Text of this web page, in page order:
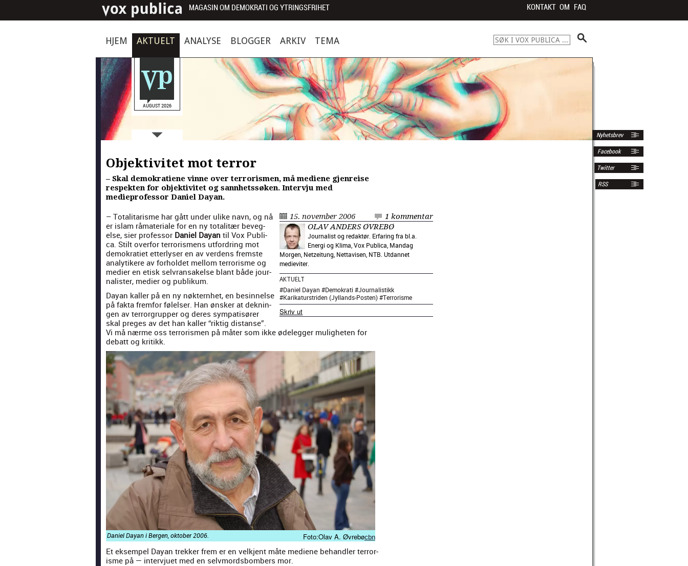
MAGASIN OM DEMOKRATI OG YTRINGSFRIHET KONTAKT OM FAQ
HJEM AKTUELT ANALYSE BLOGGER ARKIV TEMA
Nyhetsbrev
Facebook
Twitter
RSS
AUGUST 2026
Objektivitet mot terror
– Skal demokratiene vinne over terrorismen, må mediene gjenreise
respekten for objektivitet og sannhetssøken. Intervju med
medieprofessor Daniel Dayan.
15. november 2006
1 kommentar
OLAV ANDERS ØVREBØ
Journalist og redaktør. Erfaring fra bl.a.
Energi og Klima, Vox Publica, Mandag
Morgen, Netzeitung, Nettavisen, NTB. Utdannet
medieviter.
AKTUELT
#Daniel Dayan #Demokrati #Journalistikk
#Karikaturstriden (Jyllands-Posten)#Terrorisme
Skriv ut
– Total­i­tarisme har gått under ulike navn, og nå
er islam råma­te­ri­ale for en ny total­itær beveg­
else, sier pro­fes­sor Daniel Dayan til Vox Pub­li­
ca. Stilt over­for ter­ror­is­mens utfor­dring mot
demokrati­et etterl­yser en av ver­dens frem­ste
ana­lytikere av forhold­et mel­lom ter­ror­isme og
medi­er en etisk selvransakelse blant både jour­
nal­is­ter, medi­er og pub­likum.
Dayan kaller på en ny nøk­tern­het, en besin­nelse
på fak­ta frem­for følelser. Han ønsker at deknin­
gen av ter­ror­grup­per og deres sym­pa­tisør­er
skal preges av det han kaller “rik­tig dis­tanse”.
Vi må nærme oss ter­ror­is­men på måter som ikke øde­leg­ger muligheten for
debatt og kri­tikk.
Foto:Olav A. Øvre­bøcbn
Daniel Dayan i Bergen, okto­ber 2006.
Et eksem­pel Dayan trekker frem er en velk­jent måte medi­ene behan­dler ter­ror­
isme på — inter­vjuet med en selv­mords­bombers mor.